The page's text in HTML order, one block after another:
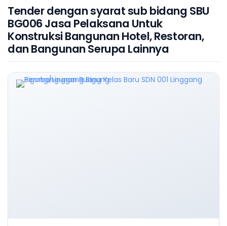
Tender dengan syarat sub bidang SBU
BG006 Jasa Pelaksana Untuk
Konstruksi Bangunan Hotel, Restoran,
dan Bangunan Serupa Lainnya